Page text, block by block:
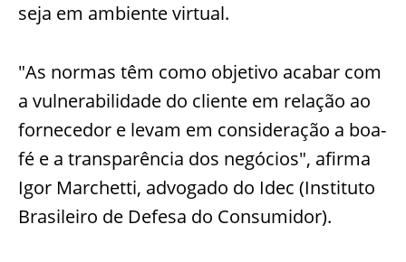
seja em ambiente virtual.
"As normas têm como objetivo acabar com
a vulnerabilidade do cliente em relação ao
fornecedor e levam em consideração a boa-
fé e a transparência dos negócios", afirma
Igor Marchetti, advogado do Idec (Instituto
Brasileiro de Defesa do Consumidor).